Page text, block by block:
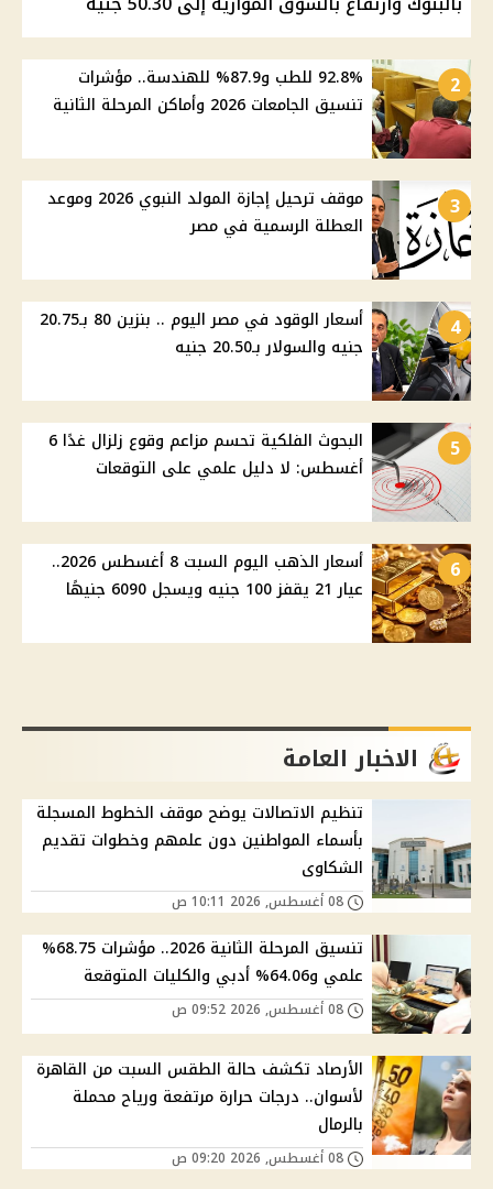
2
92.8% للطب و87.9% للهندسة.. مؤشرات
تنسيق الجامعات 2026 وأماكن المرحلة الثانية
3
موقف ترحيل إجازة المولد النبوي 2026 وموعد
العطلة الرسمية في مصر
4
أسعار الوقود في مصر اليوم .. بنزين 80 بـ20.75
جنيه والسولار بـ20.50 جنيه
5
البحوث الفلكية تحسم مزاعم وقوع زلزال غدًا 6
أغسطس: لا دليل علمي على التوقعات
6
أسعار الذهب اليوم السبت 8 أغسطس 2026..
عيار 21 يقفز 100 جنيه ويسجل 6090 جنيهًا
الاخبار العامة
تنظيم الاتصالات يوضح موقف الخطوط المسجلة
بأسماء المواطنين دون علمهم وخطوات تقديم
الشكاوى
تنسيق المرحلة الثانية 2026.. مؤشرات 68.75%
علمي و64.06% أدبي والكليات المتوقعة
الأرصاد تكشف حالة الطقس السبت من القاهرة
لأسوان.. درجات حرارة مرتفعة ورياح محملة
بالرمال